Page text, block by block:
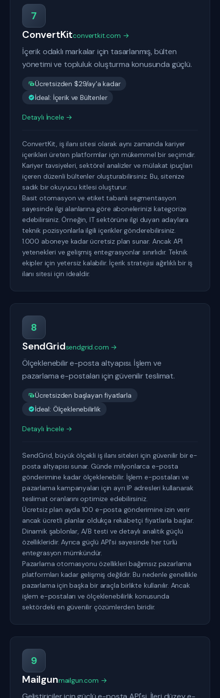
7
ConvertKitconvertkit.com →
İçerik odaklı markalar için tasarlanmış, bülten
yönetimi ve topluluk oluşturma konusunda güçlü.
Ücretsizden $29/ay'a kadar
İdeal: İçerik ve Bültenler
Detaylı İncele →
ConvertKit, iş ilanı sitesi olarak aynı zamanda kariyer
içerikleri üreten platformlar için mükemmel bir seçimdir.
Kariyer tavsiyeleri, sektörel analizler ve mülakat ipuçları
içeren düzenli bültenler oluşturabilirsiniz. Bu, sitenize
sadık bir okuyucu kitlesi oluşturur.
Basit otomasyon ve etiket tabanlı segmentasyon
sayesinde ilgi alanlarına göre abonelerinizi kategorize
edebilirsiniz. Örneğin, IT sektörüne ilgi duyan adaylara
teknik pozisyonlarla ilgili içerikler gönderebilirsiniz.
1.000 aboneye kadar ücretsiz plan sunar. Ancak API
yetenekleri ve gelişmiş entegrasyonlar sınırlıdır. Teknik
ekipler için yetersiz kalabilir. İçerik stratejisi ağırlıklı bir iş
ilanı sitesi için idealdir.
8
SendGridsendgrid.com →
Ölçeklenebilir e-posta altyapısı. İşlem ve
pazarlama e-postaları için güvenilir teslimat.
Ücretsizden başlayan fiyatlarla
İdeal: Ölçeklenebilirlik
Detaylı İncele →
SendGrid, büyük ölçekli iş ilanı siteleri için güvenilir bir e-
posta altyapısı sunar. Günde milyonlarca e-posta
gönderimine kadar ölçeklenebilir. İşlem e-postaları ve
pazarlama kampanyaları için ayrı IP adresleri kullanarak
teslimat oranlarını optimize edebilirsiniz.
Ücretsiz plan ayda 100 e-posta gönderimine izin verir
ancak ücretli planlar oldukça rekabetçi fiyatlarla başlar.
Dinamik şablonlar, A/B testi ve detaylı analitik güçlü
özellikleridir. Ayrıca güçlü API'si sayesinde her türlü
entegrasyon mümkündür.
Pazarlama otomasyonu özellikleri bağımsız pazarlama
platformları kadar gelişmiş değildir. Bu nedenle genellikle
pazarlama için başka bir araçla birlikte kullanılır. Ancak
işlem e-postaları ve ölçeklenebilirlik konusunda
sektördeki en güvenilir çözümlerden biridir.
9
Mailgunmailgun.com →